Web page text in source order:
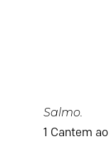
Salmo.
1 Cantem ao